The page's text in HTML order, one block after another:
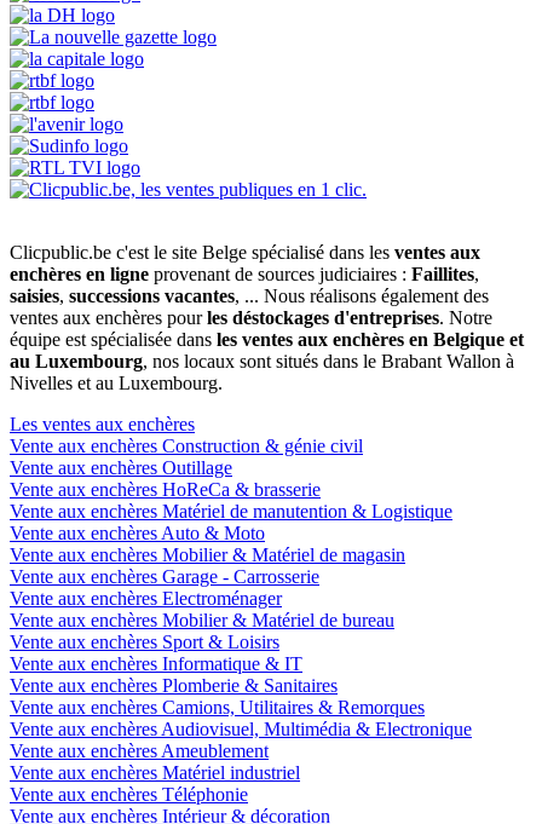
Clicpublic.be c'est le site Belge spécialisé dans les ventes aux
enchères en ligne provenant de sources judiciaires : Faillites,
saisies, successions vacantes, ... Nous réalisons également des
ventes aux enchères pourles déstockages d'entreprises. Notre
équipe est spécialisée dans les ventes aux enchères en Belgique et
au Luxembourg, nos locaux sont situés dans le Brabant Wallon à
Nivelles et au Luxembourg.
Les ventes aux enchères
Vente aux enchères Construction & génie civil
Vente aux enchères Outillage
Vente aux enchères HoReCa & brasserie
Vente aux enchères Matériel de manutention & Logistique
Vente aux enchères Auto & Moto
Vente aux enchères Mobilier & Matériel de magasin
Vente aux enchères Garage - Carrosserie
Vente aux enchères Electroménager
Vente aux enchères Mobilier & Matériel de bureau
Vente aux enchères Sport & Loisirs
Vente aux enchères Informatique & IT
Vente aux enchères Plomberie & Sanitaires
Vente aux enchères Camions, Utilitaires & Remorques
Vente aux enchères Audiovisuel, Multimédia & Electronique
Vente aux enchères Ameublement
Vente aux enchères Matériel industriel
Vente aux enchères Téléphonie
Vente aux enchères Intérieur & décoration